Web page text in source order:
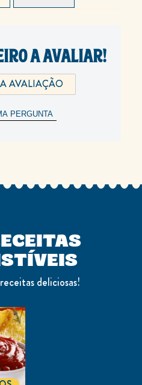
A AVALIAR!
AVALIAÇÃO
PERGUNTA
deliciosas!